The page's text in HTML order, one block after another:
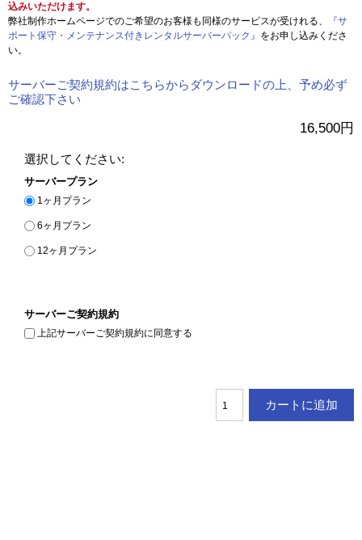
込みいただけます。
弊社制作ホームページでのご希望のお客様も同様のサービスが受けれる、
『サ
ポート保守・メンテナンス付きレンタルサーバーパック』 をお申し込みくださ
い。
サーバーご契約規約はこちらからダウンロードの上、予め必ず
ご確認下さい
16,500円
選択してください:
サーバープラン
1ヶ月プラン
6ヶ月プラン
12ヶ月プラン
サーバーご契約規約
上記サーバーご契約規約に同意する